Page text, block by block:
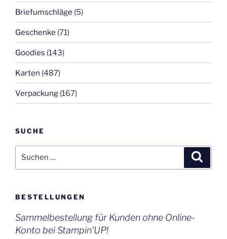
Briefumschläge (5)
Geschenke (71)
Goodies (143)
Karten (487)
Verpackung (167)
SUCHE
nach:
BESTELLUNGEN
Sammelbestellung für Kunden ohne Online-
Konto bei Stampin’UP!